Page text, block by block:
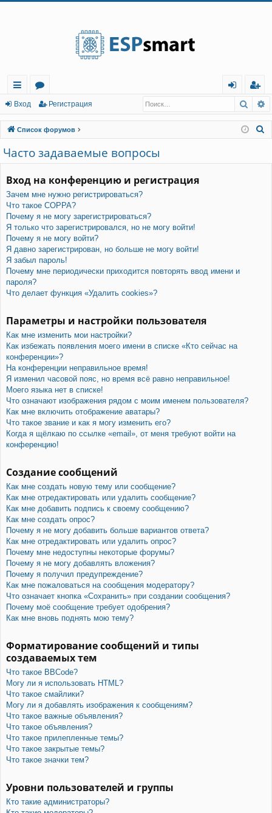
с
ы
лк
и
о
ру
м
ы
д
г
ис
тр
Вход Регистрация
Список форумов
Часто задаваемые вопросы
Вход на конференцию и регистрация
Зачем мне нужно регистрироваться?
Что такое COPPA?
Почему я не могу зарегистрироваться?
Я только что зарегистрировался, но не могу войти!
Почему я не могу войти?
Я давно зарегистрирован, но больше не могу войти!
Я забыл пароль!
Почему мне периодически приходится повторять ввод имени и
пароля?
Что делает функция «Удалить cookies»?
Параметры и настройки пользователя
Как мне изменить мои настройки?
Как избежать появления моего имени в списке «Кто сейчас на
конференции»?
На конференции неправильное время!
Я изменил часовой пояс, но время всё равно неправильное!
Моего языка нет в списке!
Что означают изображения рядом с моим именем пользователя?
Как мне включить отображение аватары?
Что такое звание и как я могу изменить его?
Когда я щёлкаю по ссылке «email», от меня требуют войти на
конференцию!
Создание сообщений
Как мне создать новую тему или сообщение?
Как мне отредактировать или удалить сообщение?
Как мне добавить подпись к своему сообщению?
Как мне создать опрос?
Почему я не могу добавить больше вариантов ответа?
Как мне отредактировать или удалить опрос?
Почему мне недоступны некоторые форумы?
Почему я не могу добавлять вложения?
Почему я получил предупреждение?
Как мне пожаловаться на сообщения модератору?
Что означает кнопка «Сохранить» при создании сообщения?
Почему моё сообщение требует одобрения?
Как мне вновь поднять мою тему?
Форматирование сообщений и типы
создаваемых тем
Что такое BBCode?
Могу ли я использовать HTML?
Что такое смайлики?
Могу ли я добавлять изображения к сообщениям?
Что такое важные объявления?
Что такое объявления?
Что такое прилепленные темы?
Что такое закрытые темы?
Что такое значки тем?
Уровни пользователей и группы
Кто такие администраторы?